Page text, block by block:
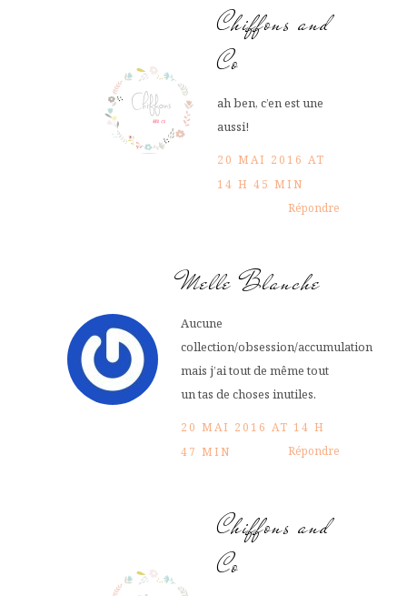
Chiffons and
Co
ah ben, c’en est une
aussi!
20 MAI 2016 AT
14 H 45 MIN
Répondre
Melle Blanche
Aucune
collection/obsession/accumulation
mais j’ai tout de même tout
un tas de choses inutiles.
20 MAI 2016 AT 14 H
47 MIN
Répondre
Chiffons and
Co